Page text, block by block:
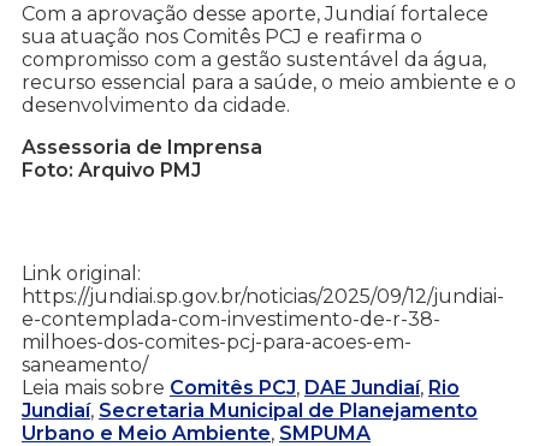
Com a aprovação desse aporte, Jundiaí fortalece
sua atuação nos Comitês PCJ e reafirma o
compromisso com a gestão sustentável da água,
recurso essencial para a saúde, o meio ambiente e o
desenvolvimento da cidade.
Assessoria de Imprensa
Foto: Arquivo PMJ
Link original:
https://jundiai.sp.gov.br/noticias/2025/09/12/jundiai-
e-contemplada-com-investimento-de-r-38-
milhoes-dos-comites-pcj-para-acoes-em-
saneamento/
Leia mais sobre Comitês PCJ, DAE Jundiaí, Rio
Jundiaí, Secretaria Municipal de Planejamento
Urbano e Meio Ambiente, SMPUMA